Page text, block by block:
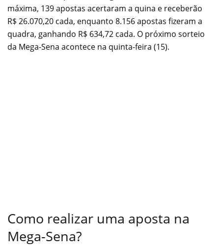
máxima, 139 apostas acertaram a quina e receberão
R$ 26.070,20 cada, enquanto 8.156 apostas fizeram a
quadra, ganhando R$ 634,72 cada. O próximo sorteio
da Mega-Sena acontece na quinta-feira (15).
Como realizar uma aposta na
Mega-Sena?